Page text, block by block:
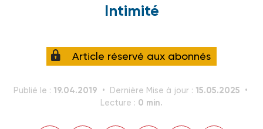
Intimité
Article réservé aux abonnés
Publié le : 19.04.2019 Dernière Mise à jour : 15.05.2025
Lecture : 0 min.